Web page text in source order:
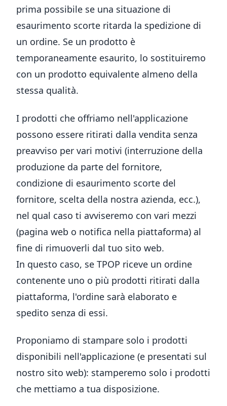
prima possibile se una situazione di
esaurimento scorte ritarda la spedizione di
un ordine. Se un prodotto è
temporaneamente esaurito, lo sostituiremo
con un prodotto equivalente almeno della
stessa qualità.
I prodotti che offriamo nell'applicazione
possono essere ritirati dalla vendita senza
preavviso per vari motivi (interruzione della
produzione da parte del fornitore,
condizione di esaurimento scorte del
fornitore, scelta della nostra azienda, ecc.),
nel qual caso ti avviseremo con vari mezzi
(pagina web o notifica nella piattaforma) al
fine di rimuoverli dal tuo sito web.
In questo caso, se TPOP riceve un ordine
contenente uno o più prodotti ritirati dalla
piattaforma, l'ordine sarà elaborato e
spedito senza di essi.
Proponiamo di stampare solo i prodotti
disponibili nell'applicazione (e presentati sul
nostro sito web): stamperemo solo i prodotti
che mettiamo a tua disposizione.